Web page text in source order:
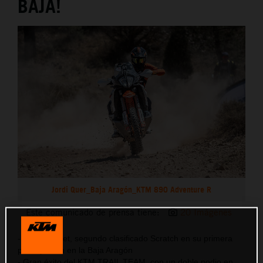
BAJA!
Jordi Quer_Baja Aragón_KTM 890 Adventure R
Este comunicado de prensa tiene: 20 Imágenes